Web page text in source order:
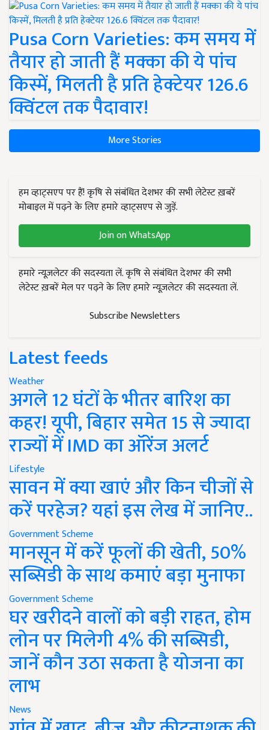
Pusa Corn Varieties: कम समय में
तैयार हो जाती हैं मक्का की ये पांच
किस्में, मिलती है प्रति हेक्टेयर 126.6
क्विंटल तक पैदावार!
More Stories
हम व्हाट्सएप पर हैं! कृषि से संबंधित देशभर की सभी लेटेस्ट ख़बरें
मोबाइल में पढ़ने के लिए हमारे व्हाट्सएप से जुड़ें.
Join on WhatsApp
हमारे न्यूज़लेटर की सदस्यता लें. कृषि से संबंधित देशभर की सभी
लेटेस्ट ख़बरें मेल पर पढ़ने के लिए हमारे न्यूज़लेटर की सदस्यता लें.
Subscribe Newsletters
Latest feeds
Weather
अगले 12 घंटों के भीतर बारिश का
कहर! यूपी, बिहार समेत 15 से ज्यादा
राज्यों में IMD का ऑरेंज अलर्ट
Lifestyle
सावन में क्या खाएं और किन चीजों से
करें परहेज? यहां इस लेख में जानिए..
Government Scheme
मानसून में करें फूलों की खेती, 50%
सब्सिडी के साथ कमाएं बड़ा मुनाफा
Government Scheme
घर खरीदने वालों को बड़ी राहत, होम
लोन पर मिलेगी 4% की सब्सिडी,
जानें कौन उठा सकता है योजना का
लाभ
News